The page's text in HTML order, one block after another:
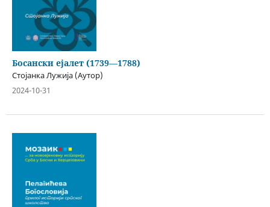
Босански ејалет (1739―1788)
Стојанка Лужија (Аутор)
2024-10-31